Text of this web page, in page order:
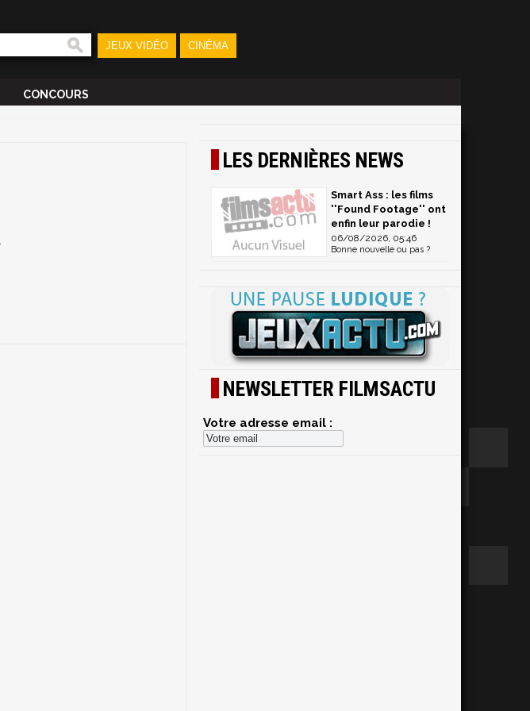
JEUX VIDÉO CINÉMA
CONCOURS
LES DERNIÈRES NEWS
Smart Ass : les films
''Found Footage'' ont
enfin leur parodie !
06/08/2026, 05:46
Bonne nouvelle ou pas ?
NEWSLETTER FILMSACTU
Votre adresse email :